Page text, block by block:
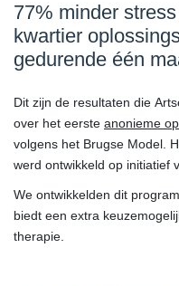
77% minder
kwartier
gedurende één
Dit zijn de resultaten die
over het eerste anonieme
volgens het Brugse Model.
werd ontwikkeld op initiatief
We ontwikkelden dit
biedt een extra
therapie.